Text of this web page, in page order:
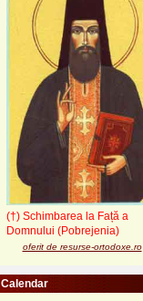
(†) Schimbarea la Față a
Domnului (Pobrejenia)
oferit de resurse-ortodoxe.ro
Calendar